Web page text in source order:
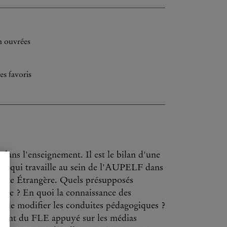
ouvrées
favoris
dans l'enseignement. Il est le bilan d'une
qui travaille au sein de l'AUPELF dans
Étrangère. Quels présupposés
? En quoi la connaissance des
modifier les conduites pédagogiques ?
du FLE appuyé sur les médias